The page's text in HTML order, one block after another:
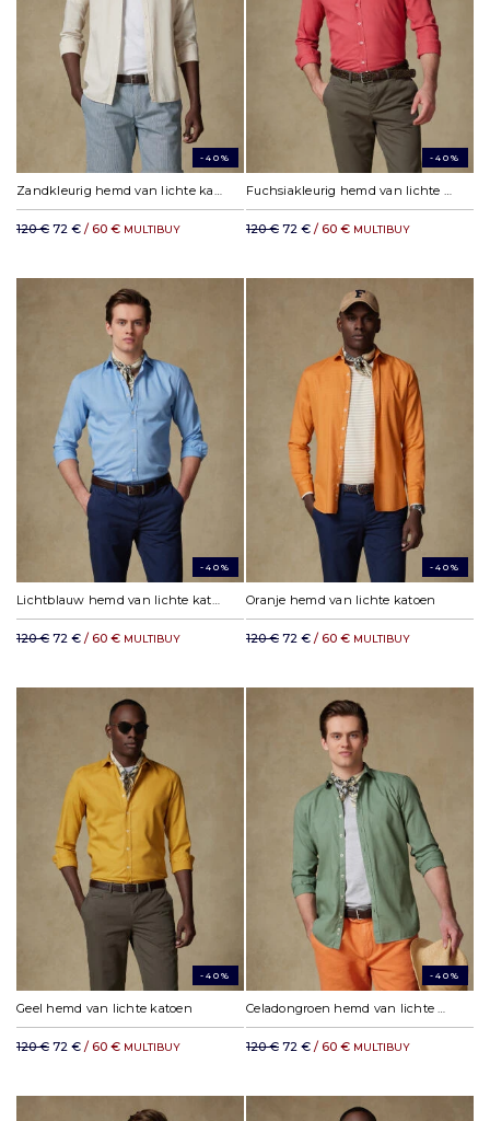
-40%
Zandkleurig hemd van lichte katoen
120 € 72 € / 60 € MULTIBUY
-40%
Fuchsiakleurig hemd van lichte katoen
120 € 72 € / 60 € MULTIBUY
-40%
120 € 72 € / 60 € MULTIBUY
-40%
Oranje hemd van lichte katoen
120 € 72 € / 60 € MULTIBUY
-40%
Geel hemd van lichte katoen
120 € 72 € / 60 € MULTIBUY
-40%
Celadongroen hemd van lichte katoen
120 € 72 € / 60 € MULTIBUY